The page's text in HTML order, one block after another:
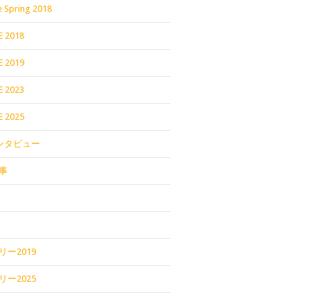
Spring 2018
2018
2019
2023
2025
タビュー
ー2019
ー2025